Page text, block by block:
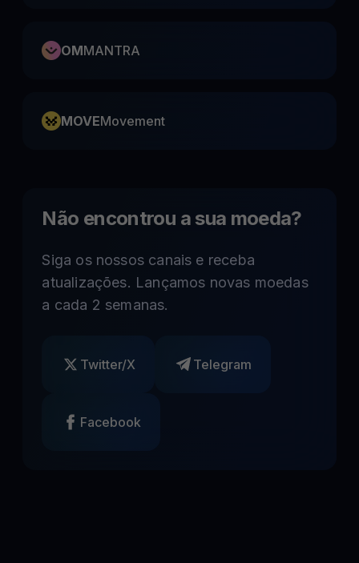
OMMANTRA
MOVEMovement
Não encontrou a sua moeda?
Siga os nossos canais e receba
atualizações. Lançamos novas moedas
a cada 2 semanas.
Twitter/X Telegram
Facebook